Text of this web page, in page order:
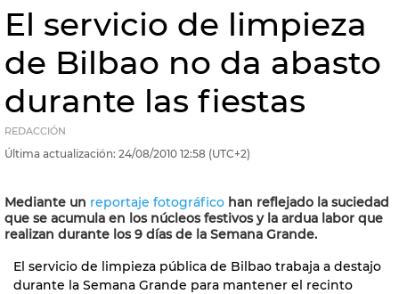
El servicio de limpieza
de Bilbao no da abasto
durante las fiestas
REDACCIÓN
Última actualización: 24/08/2010 12:58 (UTC+2)
Mediante un reportaje fotográfico han reflejado la suciedad
que se acumula en los núcleos festivos y la ardua labor que
realizan durante los 9 días de la Semana Grande.
El servicio de limpieza pública de Bilbao trabaja a destajo
durante la Semana Grande para mantener el recinto